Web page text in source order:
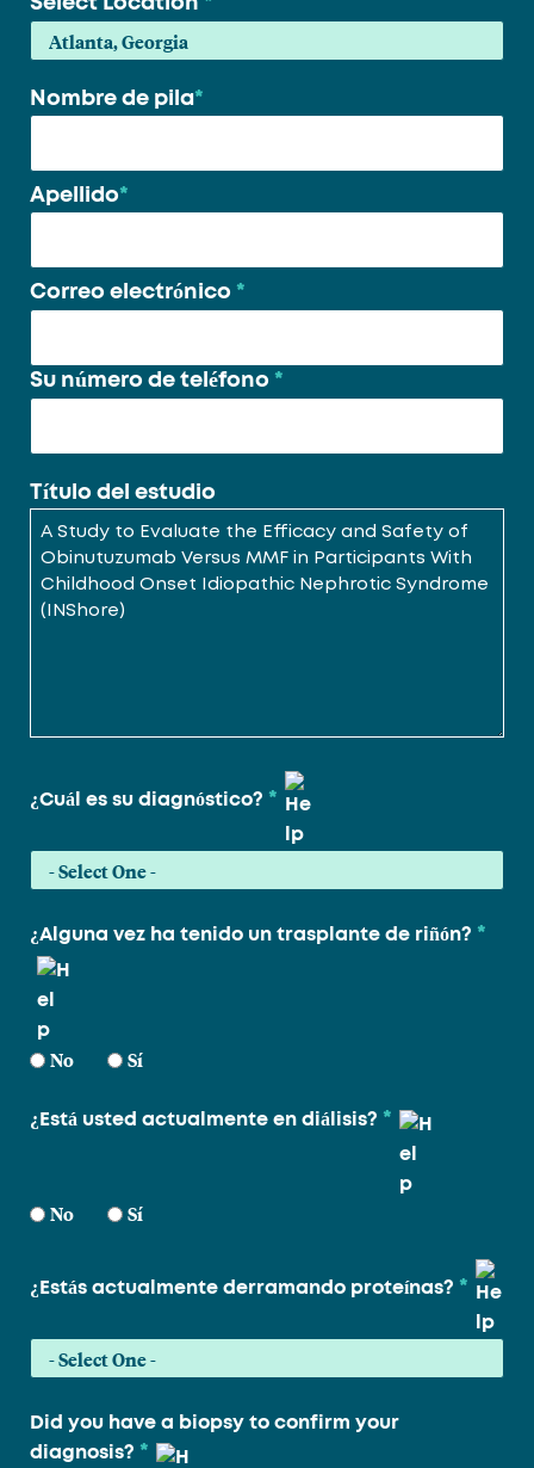
Su
Nombre de pila*
Apellido*
Correo electrónico *
Su número de teléfono *
Título del estudio
¿Cuál es su diagnóstico? *
¿Alguna vez ha tenido un trasplante de riñón? *
No Sí
¿Está usted actualmente en diálisis? *
No Sí
¿Estás actualmente derramando proteínas? *
Did you have a biopsy to confirm your
diagnosis? *